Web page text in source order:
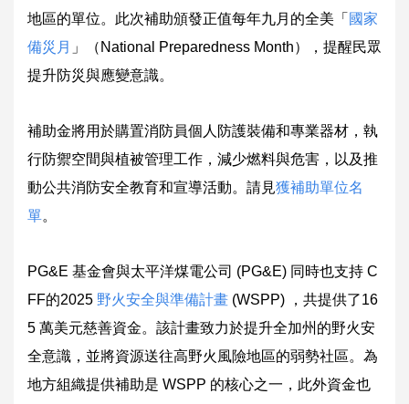
地區的單位。此次補助頒發正值每年九月的全美「 國家
備災月 」（National Preparedness Month），提醒民眾
提升防災與應變意識。
補助金將用於購置消防員個人防護裝備和專業器材，執
行防禦空間與植被管理工作，減少燃料與危害，以及推
動公共消防安全教育和宣導活動。請見獲補助單位名
單。
PG&E 基金會與太平洋煤電公司 (PG&E) 同時也支持 C
FF的2025 野火安全與準備計畫 (WSPP) ，共提供了16
5 萬美元慈善資金。該計畫致力於提升全加州的野火安
全意識，並將資源送往高野火風險地區的弱勢社區。為
地方組織提供補助是 WSPP 的核心之一，此外資金也